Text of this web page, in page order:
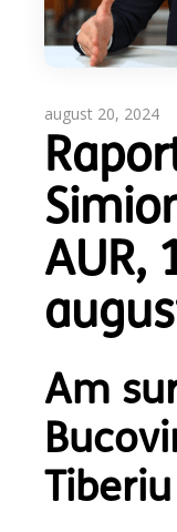
august 20, 2024
AUR,
Am